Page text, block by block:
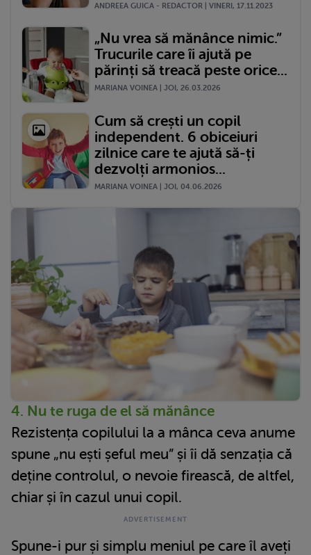
ANDREEA GUICA - REDACTOR | VINERI, 17.11.2023
„Nu vrea să mănânce nimic.”
Trucurile care îi ajută pe
părinți să treacă peste orice...
MARIANA VOINEA | JOI, 26.03.2026
Cum să crești un copil
independent. 6 obiceiuri
zilnice care te ajută să-ți
dezvolți armonios...
MARIANA VOINEA | JOI, 04.06.2026
4. Nu te ruga de el să mănânce
Rezistența copilului la a mânca ceva anume
spune „nu ești șeful meu” și îi dă senzația că
deține controlul, o nevoie firească, de altfel,
chiar și în cazul unui copil.
Spune-i pur și simplu meniul pe care îl aveți